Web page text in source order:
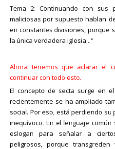
Tema 2: Continuando con sus
maliciosas por supuesto hablan
en constantes divisiones, porque
la única verdadera iglesia..."
Ahora tenemos que aclarar el
continuar con todo esto.
El concepto de secta surge en
recientemente se ha ampliado
social. Por eso, está perdiendo
inequívoco. En el lenguaje
eslogan para señalar a
peligrosos, porque